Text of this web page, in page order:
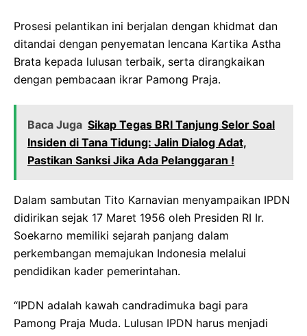
Prosesi pelantikan ini berjalan dengan khidmat dan
ditandai dengan penyematan lencana Kartika Astha
Brata kepada lulusan terbaik, serta dirangkaikan
dengan pembacaan ikrar Pamong Praja.
Baca Juga Sikap Tegas BRI Tanjung Selor Soal
Insiden di Tana Tidung: Jalin Dialog Adat,
Pastikan Sanksi Jika Ada Pelanggaran !
Dalam sambutan Tito Karnavian menyampaikan IPDN
didirikan sejak 17 Maret 1956 oleh Presiden RI Ir.
Soekarno memiliki sejarah panjang dalam
perkembangan memajukan Indonesia melalui
pendidikan kader pemerintahan.
“IPDN adalah kawah candradimuka bagi para
Pamong Praja Muda. Lulusan IPDN harus menjadi